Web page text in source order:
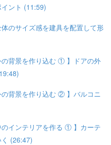
ント (11:59)
のサイズ感を建具を配置して形
の背景を作り込む ① 】ドアの外
背景を作り込む ② 】バルコニ
インテリアを作る ① 】カーテ
(26:47)